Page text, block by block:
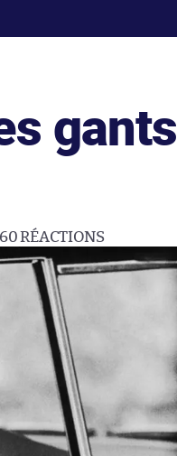
gants
60RÉACTIONS